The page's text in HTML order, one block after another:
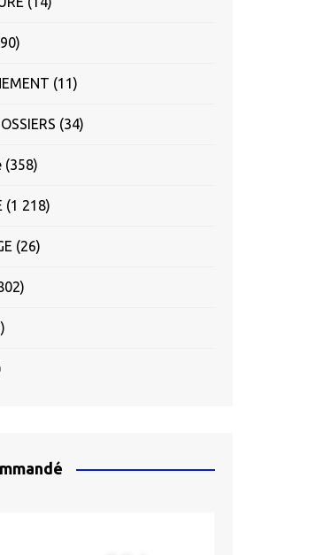
(11)
(34)
(358)
(1 218)
(26)